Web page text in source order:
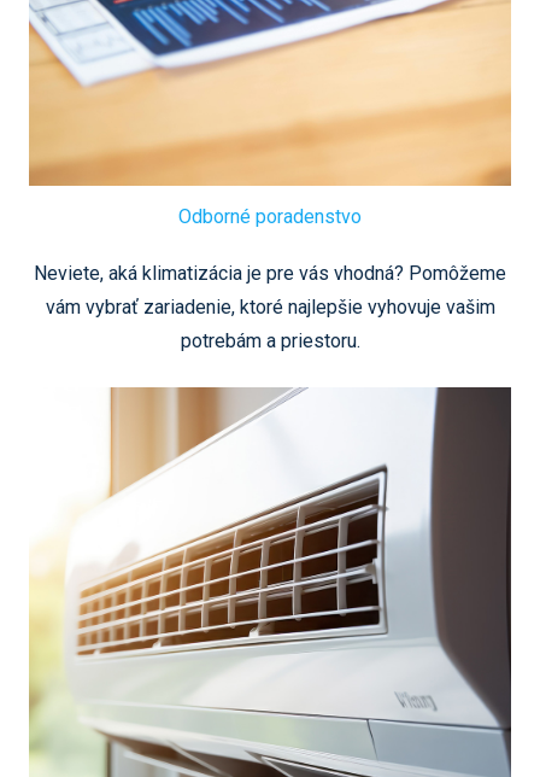
Odborné poradenstvo
Neviete, aká klimatizácia je pre vás vhodná? Pomôžeme
vám vybrať zariadenie, ktoré najlepšie vyhovuje vašim
potrebám a priestoru.